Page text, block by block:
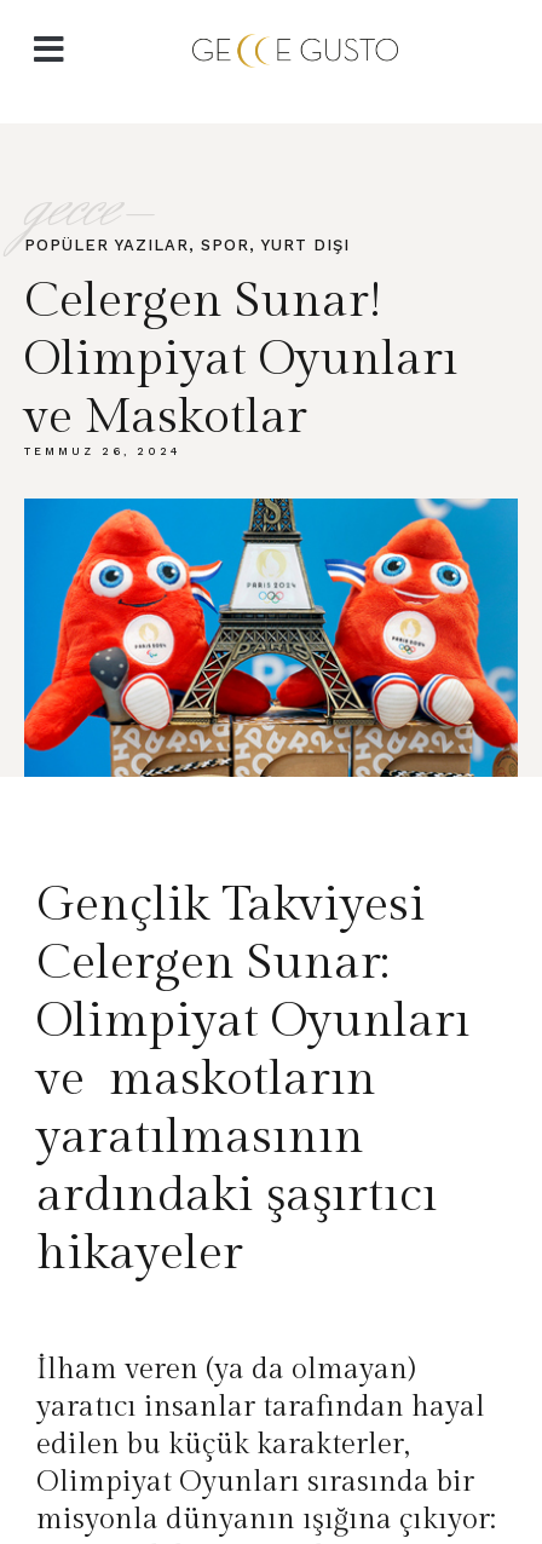
gecce-
POPÜLER YAZILAR, SPOR,YURT DIŞI
Celergen Sunar!
Olimpiyat Oyunları
ve Maskotlar
TEMMUZ 26, 2024
Gençlik Takviyesi
Celergen Sunar:
Olimpiyat Oyunları
ve maskotların
yaratılmasının
ardındaki şaşırtıcı
hikayeler
İlham veren (ya da olmayan)
yaratıcı insanlar tarafından hayal
edilen bu küçük karakterler,
Olimpiyat Oyunları sırasında bir
misyonla dünyanın ışığına çıkıyor: